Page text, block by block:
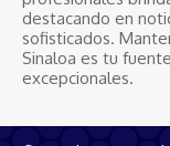
destacando en
sofisticados.
Sinaloa es tu
excepcionales.